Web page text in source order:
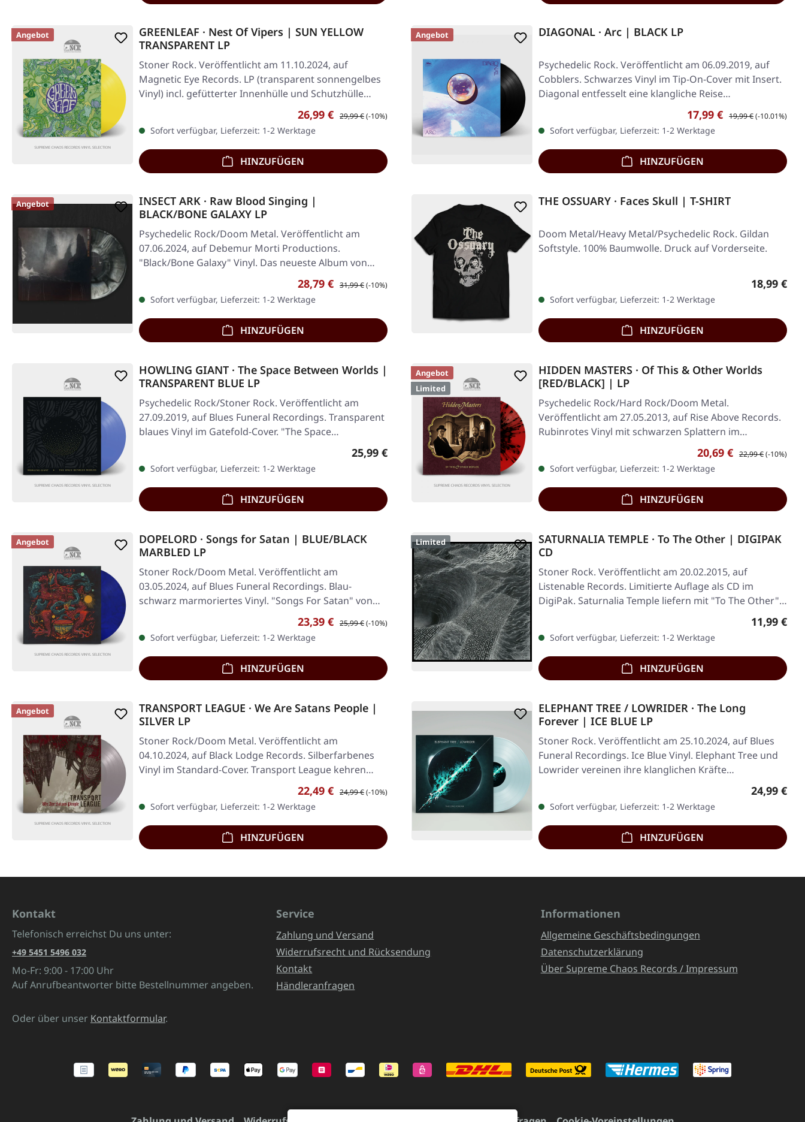
Angebot
GREENLEAF · Nest Of Vipers | SUN YELLOW
TRANSPARENT LP
Stoner Rock. Veröffentlicht am 11.10.2024, auf
Magnetic Eye Records. LP (transparent sonnengelbes
Vinyl) incl. gefütterter Innenhülle und Schutzhülle…
Verkaufspreis:
26,99 € Regulärer Preis:
29,99 €(-10%)
Sofort verfügbar, Lieferzeit: 1-2 Werktage
HINZUFÜGEN
Angebot DIAGONAL · Arc | BLACK LP
Psychedelic Rock. Veröffentlicht am 06.09.2019, auf
Cobblers. Schwarzes Vinyl im Tip-On-Cover mit Insert.
Diagonal entfesselt eine klangliche Reise…
Verkaufspreis:
17,99 € Regulärer Preis:
19,99 €(-10.01%)
Sofort verfügbar, Lieferzeit: 1-2 Werktage
HINZUFÜGEN
Angebot
INSECT ARK · Raw Blood Singing |
BLACK/BONE GALAXY LP
Psychedelic Rock/Doom Metal. Veröffentlicht am
07.06.2024, auf Debemur Morti Productions.
"Black/Bone Galaxy" Vinyl. Das neueste Album von
Verkaufspreis:
28,79 € Regulärer Preis:
31,99 €(-10%)
Sofort verfügbar, Lieferzeit: 1-2 Werktage
HINZUFÜGEN
THE OSSUARY · Faces Skull | T-SHIRT
Doom Metal/Heavy Metal/Psychedelic Rock. Gildan
Softstyle. 100% Baumwolle. Druck auf Vorderseite.
Regulärer
18,99 €
Sofort verfügbar, Lieferzeit: 1-2 Werktage
HINZUFÜGEN
HOWLING GIANT · The Space Between Worlds |
TRANSPARENT BLUE LP
Psychedelic Rock/Stoner Rock. Veröffentlicht am
27.09.2019, auf Blues Funeral Recordings. Transparent
blaues Vinyl im Gatefold-Cover. "The Space…
Regulärer Preis:
25,99 €
Sofort verfügbar, Lieferzeit: 1-2 Werktage
HINZUFÜGEN
Angebot
Limited
HIDDEN MASTERS · Of This & Other Worlds
[RED/BLACK] | LP
Psychedelic Rock/Hard Rock/Doom Metal.
Veröffentlicht am 27.05.2013, auf Rise Above Records.
Rubinrotes Vinyl mit schwarzen Splattern im…
Verkaufspreis:
20,69 € Regulärer Preis:
22,99 €(-10%)
Sofort verfügbar, Lieferzeit: 1-2 Werktage
HINZUFÜGEN
Angebot
DOPELORD · Songs for Satan | BLUE/BLACK
MARBLED LP
Stoner Rock/Doom Metal. Veröffentlicht am
03.05.2024, auf Blues Funeral Recordings. Blau-
schwarz marmoriertes Vinyl. "Songs For Satan" von
Verkaufspreis:
23,39 € Regulärer Preis:
25,99 €(-10%)
Sofort verfügbar, Lieferzeit: 1-2 Werktage
HINZUFÜGEN
Limited
SATURNALIA TEMPLE · To The Other | DIGIPAK
CD
Stoner Rock. Veröffentlicht am 20.02.2015, auf
Listenable Records. Limitierte Auflage als CD im
DigiPak. Saturnalia Temple liefern mit "To The Other"…
Regulärer
11,99 €
Sofort verfügbar, Lieferzeit: 1-2 Werktage
HINZUFÜGEN
Angebot
TRANSPORT LEAGUE · We Are Satans People |
SILVER LP
Stoner Rock/Doom Metal. Veröffentlicht am
04.10.2024, auf Black Lodge Records. Silberfarbenes
Vinyl im Standard-Cover. Transport League kehren
Verkaufspreis:
22,49 € Regulärer Preis:
24,99 €(-10%)
Sofort verfügbar, Lieferzeit: 1-2 Werktage
HINZUFÜGEN
ELEPHANT TREE / LOWRIDER · The Long
Forever | ICE BLUE LP
Stoner Rock. Veröffentlicht am 25.10.2024, auf Blues
Funeral Recordings. Ice Blue Vinyl. Elephant Tree und
Lowrider vereinen ihre klanglichen Kräfte…
Regulärer
24,99 €
Sofort verfügbar, Lieferzeit: 1-2 Werktage
HINZUFÜGEN
Kontakt
Telefonisch erreichst Du uns unter:
+49 5451 5496 032
Mo-Fr: 9:00 - 17:00 Uhr
Auf Anrufbeantworter bitte Bestellnummer angeben.
Oder über unser Kontaktformular.
Service
Zahlung und Versand
Widerrufsrecht und Rücksendung
Kontakt
Händleranfragen
Informationen
Allgemeine Geschäftsbedingungen
Datenschutzerklärung
Über Supreme Chaos Records / Impressum